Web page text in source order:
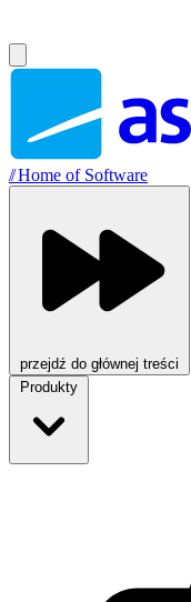
//Home of Software
przejdź do głównej treści
Produkty